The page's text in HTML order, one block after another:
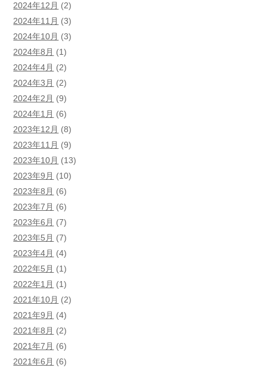
2024年12月 (2)
2024年11月 (3)
2024年10月 (3)
2024年8月 (1)
2024年4月 (2)
2024年3月 (2)
2024年2月 (9)
2024年1月 (6)
2023年12月 (8)
2023年11月 (9)
2023年10月 (13)
2023年9月 (10)
2023年8月 (6)
2023年7月 (6)
2023年6月 (7)
2023年5月 (7)
2023年4月 (4)
2022年5月 (1)
2022年1月 (1)
2021年10月 (2)
2021年9月 (4)
2021年8月 (2)
2021年7月 (6)
2021年6月 (6)